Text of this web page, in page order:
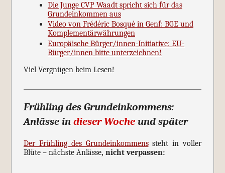
Die Junge CVP Waadt spricht sich für das
Grundeinkommen aus
Video von Frédéric Bosqué in Genf: BGE und
Komplementärwährungen
Europäische Bürger/innen-Initiative: EU-
Bürger/innen bitte unterzeichnen!
Viel Vergnügen beim Lesen!
Frühling des Grundeinkommens:
Anlässe in dieser Wocheund später
Der Frühling des Grundeinkommenssteht in voller
Blüte – nächste Anlässe, nicht verpassen: